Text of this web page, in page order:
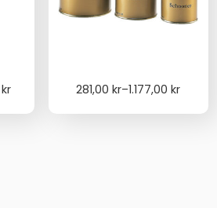
kr 281,00kr–1.177,00kr
Price